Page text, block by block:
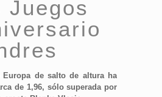
Juegos
Europa de salto de altura ha
de 1,96, sólo superada por